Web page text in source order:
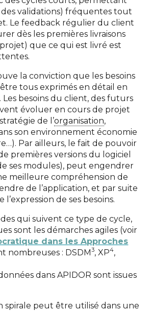
des validations) fréquentes tout
Le feedback régulier du client
dès les premières livraisons
que ce qui est livré est
la conviction que les besoins
tous exprimés en détail en
besoins du client, des futurs
évoluer en cours de projet
de l’organisation,
son environnement économie
Par ailleurs, le fait de pouvoir
premières versions du logiciel
ses modules), peut engendrer
meilleure compréhension de
de l’application, et par suite
de ses besoins.
qui suivent ce type de cycle,
sont les démarches agiles (voir
dans les Approches
nombreuses : DSDM3, XP4,
dans APIDOR sont issues
spirale peut être utilisé dans une